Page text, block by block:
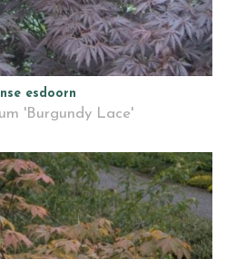
esdoorn
'Burgundy Lace'